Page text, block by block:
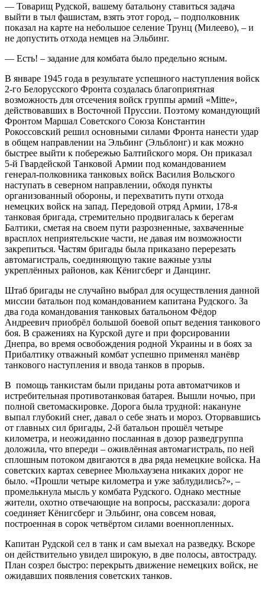
— Товарищ Рудской, вашему батальону ставиться задача
выйти в тыл фашистам, взять этот город, – подполковник
показал на карте на небольшое селение Трунц (Милеево), – и
не допустить отхода немцев на Эльбинг.
— Есть! – задание для комбата было предельно ясным.
В январе 1945 года в результате успешного наступления войск
2-го Белорусского Фронта создалась благоприятная
возможность для отсечения войск группы армий «Mitte»,
действовавших в Восточной Пруссии. Поэтому командующий
Фронтом Маршал Советского Союза Константин
Рокоссовский решил основными силами Фронта нанести удар
в общем направлении на Эльбинг (Эльблонг) и как можно
быстрее выйти к побережью Балтийского моря. Он приказал
5-й Гвардейской Танковой Армии под командованием
генерал-полковника танковых войск Василия Вольского
наступать в северном направлении, обходя пункты
организованный обороны, и перехватить пути отхода
немецких войск на запад. Передовой отряд Армии, 178-я
танковая бригада, стремительно продвигалась к берегам
Балтики, сметая на своем пути разрозненные, захваченные
врасплох неприятельские части, не давая им возможности
закрепиться. Частям бригады была приказано перерезать
автомагистраль, соединяющую такие важные узлы
укреплённых районов, как Кёнигсберг и Данцинг.
Штаб бригады не случайно выбрал для осуществления данной
миссии батальон под командованием капитана Рудского. За
два года командования танковых батальоном Фёдор
Андреевич приобрёл большой боевой опыт ведения танкового
боя. В сражениях на Курской дуге и при форсировании
Днепра, во время освобождения родной Украины и в боях за
Прибалтику отважный комбат успешно применял манёвр
танкового наступления и ввода танков в прорыв.
В помощь танкистам были приданы рота автоматчиков и
истребительная противотанковая батарея. Вышли ночью, при
полной светомаскировке. Дорога была трудной: накануне
выпал глубокий снег, давал о себе знать и мороз. Оторвавшись
от главных сил бригады, 2-й батальон прошёл четыре
километра, и неожиданно посланная в дозор разведгруппа
доложила, что впереди – оживлённая автомагистраль, по ней
сплошным потоком двигаются в два ряда немецкие войска. На
советских картах севернее Мюльхаузена никаких дорог не
было. «Прошли четыре километра и уже заблудились?», –
промелькнула мысль у комбата Рудского. Однако местные
жители, охотно отвечающие на вопросы, рассказали: дорога
соединяет Кёнигсберг и Эльбинг, она совсем новая,
построенная в сорок четвёртом силами военнопленных.
Капитан Рудской сел в танк и сам выехал на разведку. Вскоре
он действительно увидел широкую, в две полосы, автостраду.
План созрел быстро: перекрыть движение немецких войск, не
ожидавших появления советских танков.